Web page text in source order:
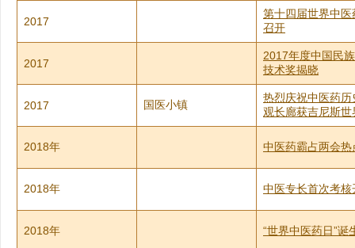
2017
第十四届世界中
召开
2017
2017年度中国民
技术奖揭晓
2017 国医小镇
热烈庆祝中医药
观长廊获吉尼斯
2018年 中医药霸占两会热
2018年 中医专长首次考核
2018年 “世界中医药日”诞